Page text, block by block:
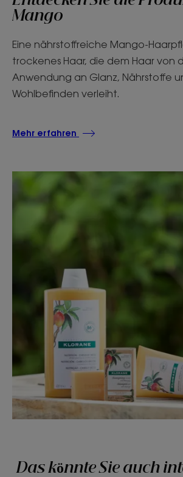
Mango
Eine nährstoffreiche Mango-
trockenes Haar, die dem Haar von
Anwendung an Glanz, Nährstoffe
Wohlbefinden verleiht.
Mehr erfahren
Das könnte Sie auch